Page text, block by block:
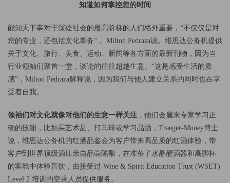
知道如何掌控您的时间
能知天下事对于深处社会的最高阶梯的人们格外重要，“不仅仅是对
您的专业，还包括文化事务”， Milton Pedraza说。维思达公务机提供
关于文化、旅行、美食、运动、新闻等各方面的最新刊物，因为当
行业领袖们聚首一堂，谈论的往往超越生意。“这是感受生活的质
感”，Milton Pedraza解释说，因为我们与他人建立关系的同时也在享
受着自我。
领袖们对文化就像对他们的生意一样关注 ，他们会雇来专家学习正
确的技能，比如买艺术品、打马球或学习品酒，Traeger-Muney博士
说，维思达公务机的红酒品鉴会为客户带来高品质的红酒体验，带
客户到世界顶级酒庄亲自品尝陈酿，在准备了水晶醒酒器和高脚杯
的客舱中体验盲饮，由接受过 Wine & Spirit Education Trust (WSET)
Level 2 培训的空乘人员提供服务。